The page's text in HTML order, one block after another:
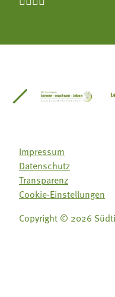
Südtirol
Gärtnervereinigung
Impressum
Datenschutz
Transparenz
Cookie-Einstellungen
Copyright © 2026